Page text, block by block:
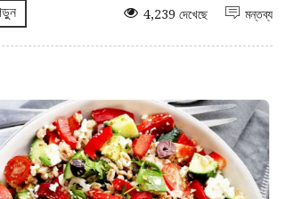
মন্তব্য
4,239 দেখেছে